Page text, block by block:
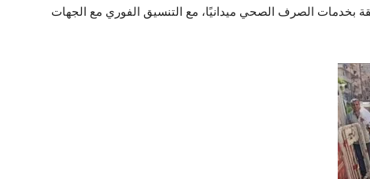
بخدمات الصرف الصحي ميدانيًا، مع التنسيق الفوري مع الجهات